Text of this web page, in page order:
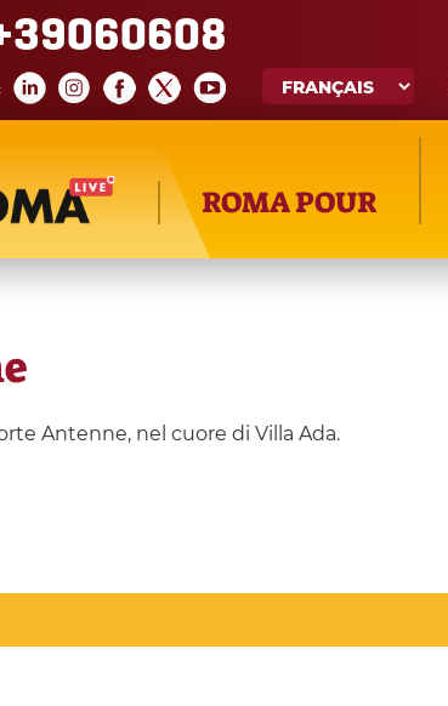
ROMA POUR
Antenne, nel cuore di Villa Ada.